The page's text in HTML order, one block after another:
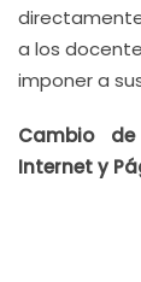
a los
imponer a
Cambio
Internet y